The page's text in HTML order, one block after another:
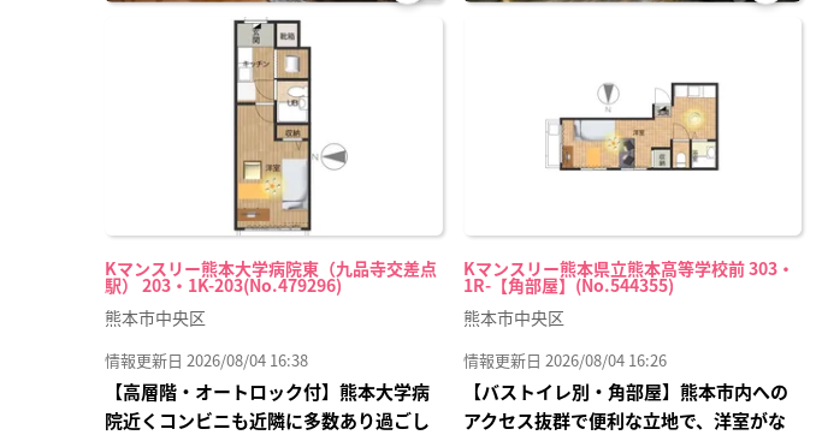
Kマンスリー熊本大学病院東（九品寺交差点
駅） 203・1K-203(No.479296)
お気
熊本市中央区
情報更新日 2026/08/04 16:38
【高層階・オートロック付】熊本大学病
院近くコンビニも近隣に多数あり過ごし
Kマンスリー熊本県立熊本高等学校前 303・
1R-【角部屋】(No.544355)
お気
熊本市中央区
情報更新日 2026/08/04 16:26
【バストイレ別・角部屋】熊本市内への
アクセス抜群で便利な立地で、洋室がな